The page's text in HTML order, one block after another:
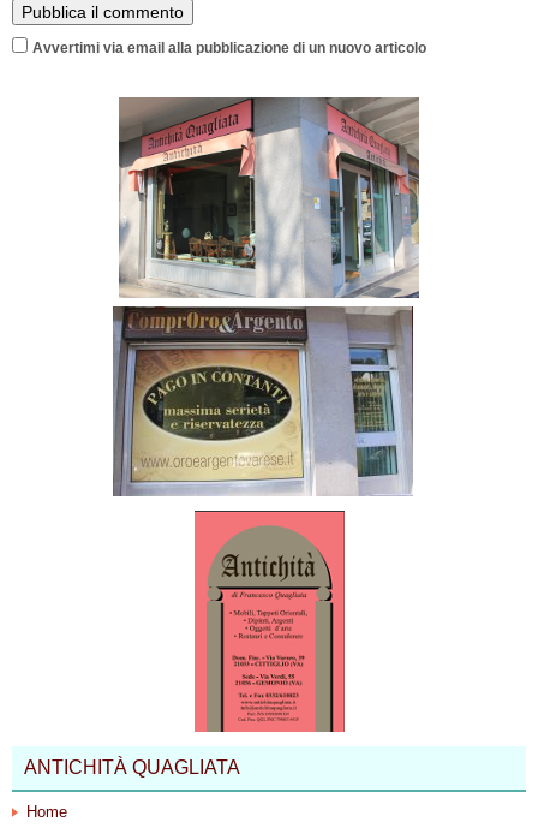
Avvertimi via email alla pubblicazione di un nuovo articolo
ANTICHITÀ QUAGLIATA
Home